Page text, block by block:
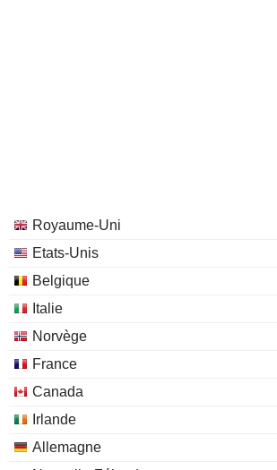
Royaume-Uni
Etats-Unis
Belgique
Italie
Norvège
France
Canada
Irlande
Allemagne